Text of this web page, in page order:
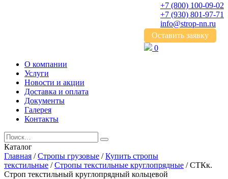
+7 (800) 100-09-02
+7 (930) 801-97-71
info@strop-nn.ru
Оставить заявку
0
О компании
Услуги
Новости и акции
Доставка и оплата
Документы
Галерея
Контакты
Каталог
Главная /Стропы грузовые /Купить стропы
текстильные /Стропы текстильные круглопрядные / СТКк.
Строп текстильный круглопрядный кольцевой